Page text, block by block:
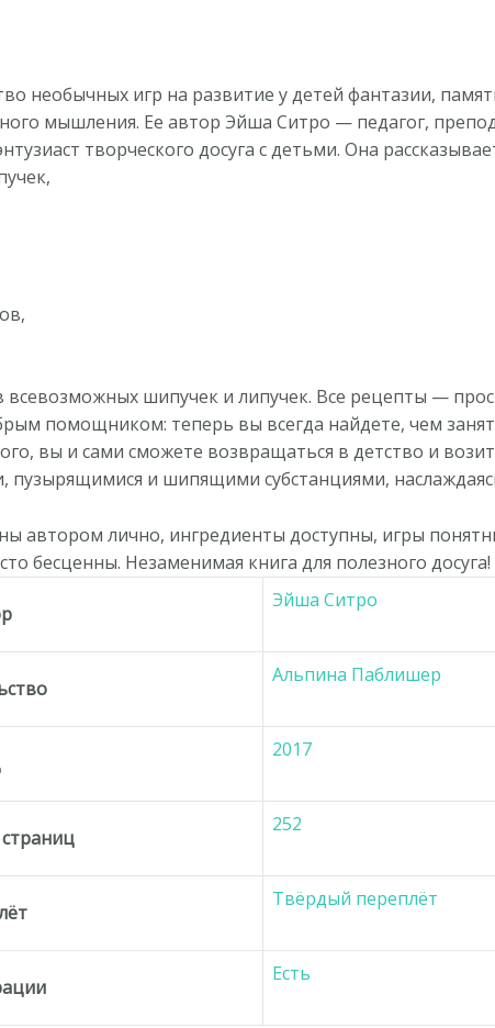
необычных игр на развитие у детей фантазии,
мышления. Ее автор Эйша Ситро — педагог,
творческого досуга с детьми. Она
всевозможных шипучек и липучек. Все рецепты —
помощником: теперь вы всегда найдете, чем
вы и сами сможете возвращаться в детство и
пузырящимися и шипящими субстанциями,
автором лично, ингредиенты доступны, игры
бесценны. Незаменимая книга для полезного досуга!
Эйша Ситро
Альпина Паблишер
2017
252
Твёрдый переплёт
Есть